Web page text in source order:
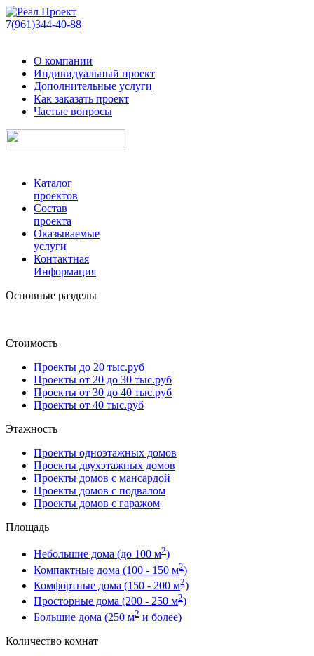
7(961)344-40-88
О компании
Индивидуальный проект
Дополнительные услуги
Как заказать проект
Частые вопросы
Каталог
проектов
Состав
проекта
Оказываемые
услуги
Контактная
Информация
Основные разделы
Стоимость
Проекты до 20 тыс.руб
Проекты от 20 до 30 тыс.руб
Проекты от 30 до 40 тыс.руб
Проекты от 40 тыс.руб
Этажность
Проекты одноэтажных домов
Проекты двухэтажных домов
Проекты домов с мансардой
Проекты домов с подвалом
Проекты домов с гаражом
Площадь
Небольшие дома (до 100 м2)
Компактные дома (100 - 150 м2)
Комфортные дома (150 - 200 м2)
Просторные дома (200 - 250 м2)
Большие дома (250 м2 и более)
Количество комнат